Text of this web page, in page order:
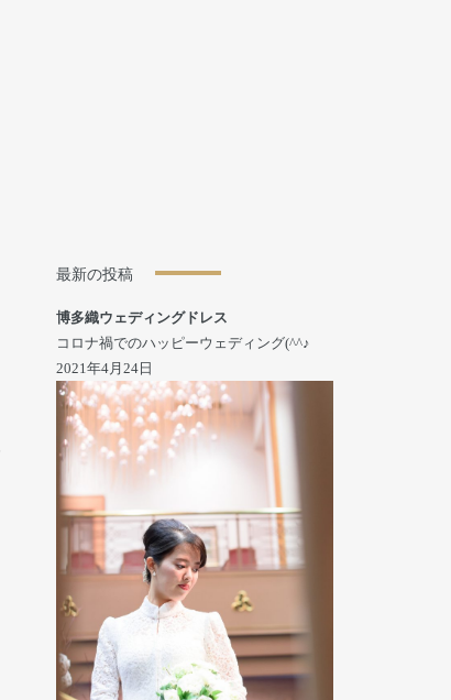
最新の投稿
博多織ウェディングドレス
コロナ禍でのハッピーウェディング(^^♪
2021年4月24日